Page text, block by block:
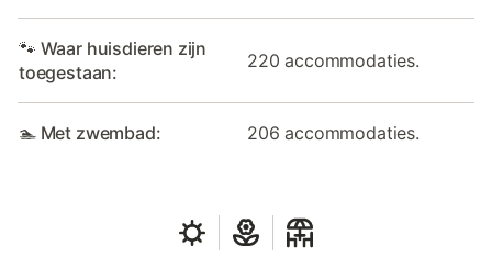
🐾 Waar huisdieren zijn
toegestaan:
220 accommodaties.
🏊 Met zwembad: 206 accommodaties.